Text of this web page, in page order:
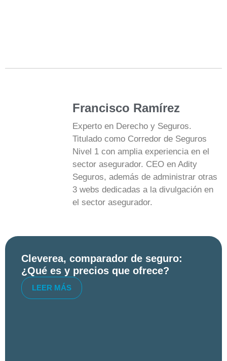
Francisco Ramírez
Experto en Derecho y Seguros.
Titulado como Corredor de Seguros
Nivel 1 con amplia experiencia en el
sector asegurador. CEO en Adity
Seguros, además de administrar otras
3 webs dedicadas a la divulgación en
el sector asegurador.
Cleverea, comparador de seguro:
¿Qué es y precios que ofrece?
LEER MÁS